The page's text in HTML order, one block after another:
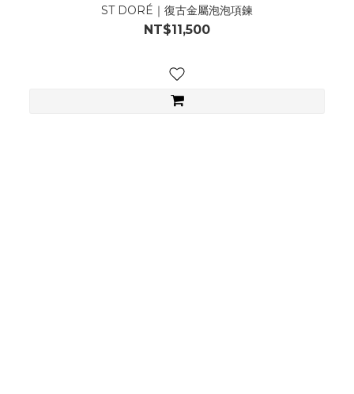
ST DORÉ｜復古金屬泡泡項鍊
NT$11,500